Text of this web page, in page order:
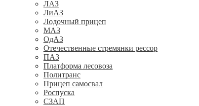
ЛАЗ
ЛиАЗ
Лодочный прицеп
МАЗ
ОдАЗ
Отечественные стремянки рессор
ПАЗ
Платформа лесовоза
Политранс
Прицеп самосвал
Роспуска
СЗАП